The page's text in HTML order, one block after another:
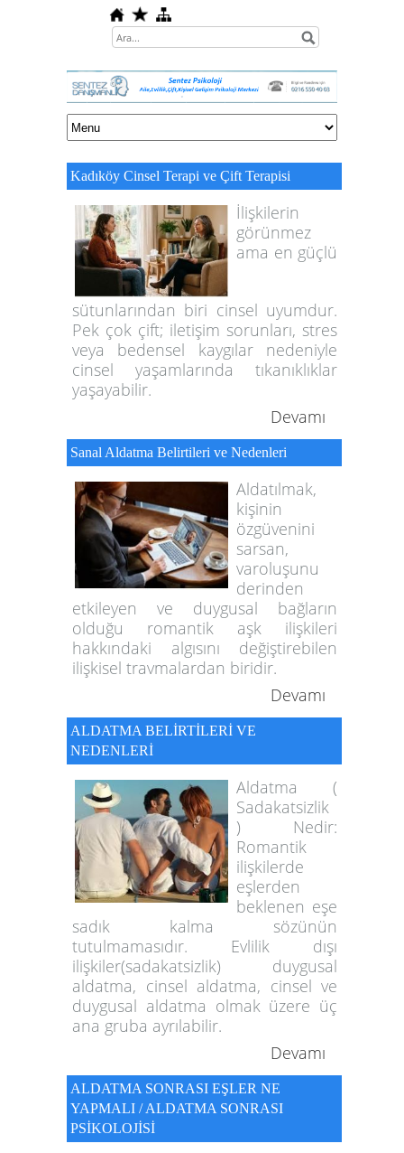
Kadıköy Cinsel Terapi ve Çift Terapisi
İlişkilerin
görünmez
ama en güçlü
sütunlarından biri cinsel uyumdur.
Pek çok çift; iletişim sorunları, stres
veya bedensel kaygılar nedeniyle
cinsel yaşamlarında tıkanıklıklar
yaşayabilir.
Devamı
Sanal Aldatma Belirtileri ve Nedenleri
Aldatılmak,
kişinin
özgüvenini
sarsan,
varoluşunu
derinden
etkileyen ve duygusal bağların
olduğu romantik aşk ilişkileri
hakkındaki algısını değiştirebilen
ilişkisel travmalardan biridir.
Devamı
ALDATMA BELİRTİLERİ VE
NEDENLERİ
Aldatma (
Sadakatsizlik
) Nedir:
Romantik
ilişkilerde
eşlerden
beklenen eşe
sadık kalma sözünün
tutulmamasıdır. Evlilik dışı
ilişkiler(sadakatsizlik) duygusal
aldatma, cinsel aldatma, cinsel ve
duygusal aldatma olmak üzere üç
ana gruba ayrılabilir.
Devamı
ALDATMA SONRASI EŞLER NE
YAPMALI / ALDATMA SONRASI
PSİKOLOJİSİ